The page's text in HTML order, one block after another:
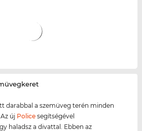
darabbal a szemüveg terén minden
új Police segítségével
haladsz a divattal. Ebben az